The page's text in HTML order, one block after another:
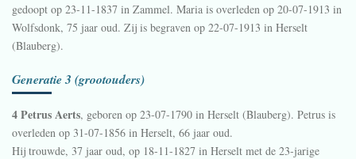
gedoopt op 23-11-1837 in Zammel. Maria is overleden op 20-07-1913 in
Wolfsdonk, 75 jaar oud. Zij is begraven op 22-07-1913 in Herselt
(Blauberg).
Generatie 3 (grootouders)
4 Petrus Aerts, geboren op 23-07-1790 in Herselt (Blauberg). Petrus is
overleden op 31-07-1856 in Herselt, 66 jaar oud.
Hij trouwde, 37 jaar oud, op 18-11-1827 in Herselt met de 23-jarige